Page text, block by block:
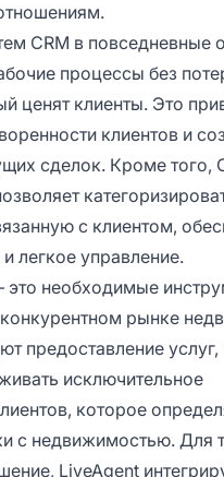
CRM в повседневные
процессы без
ценят клиенты. Это
клиентов и
сделок. Кроме того,
с клиентом,
легкое управление.
необходимые
рынке
предоставление услуг,
исключительное
которое
с недвижимостью. Для
LiveAgent